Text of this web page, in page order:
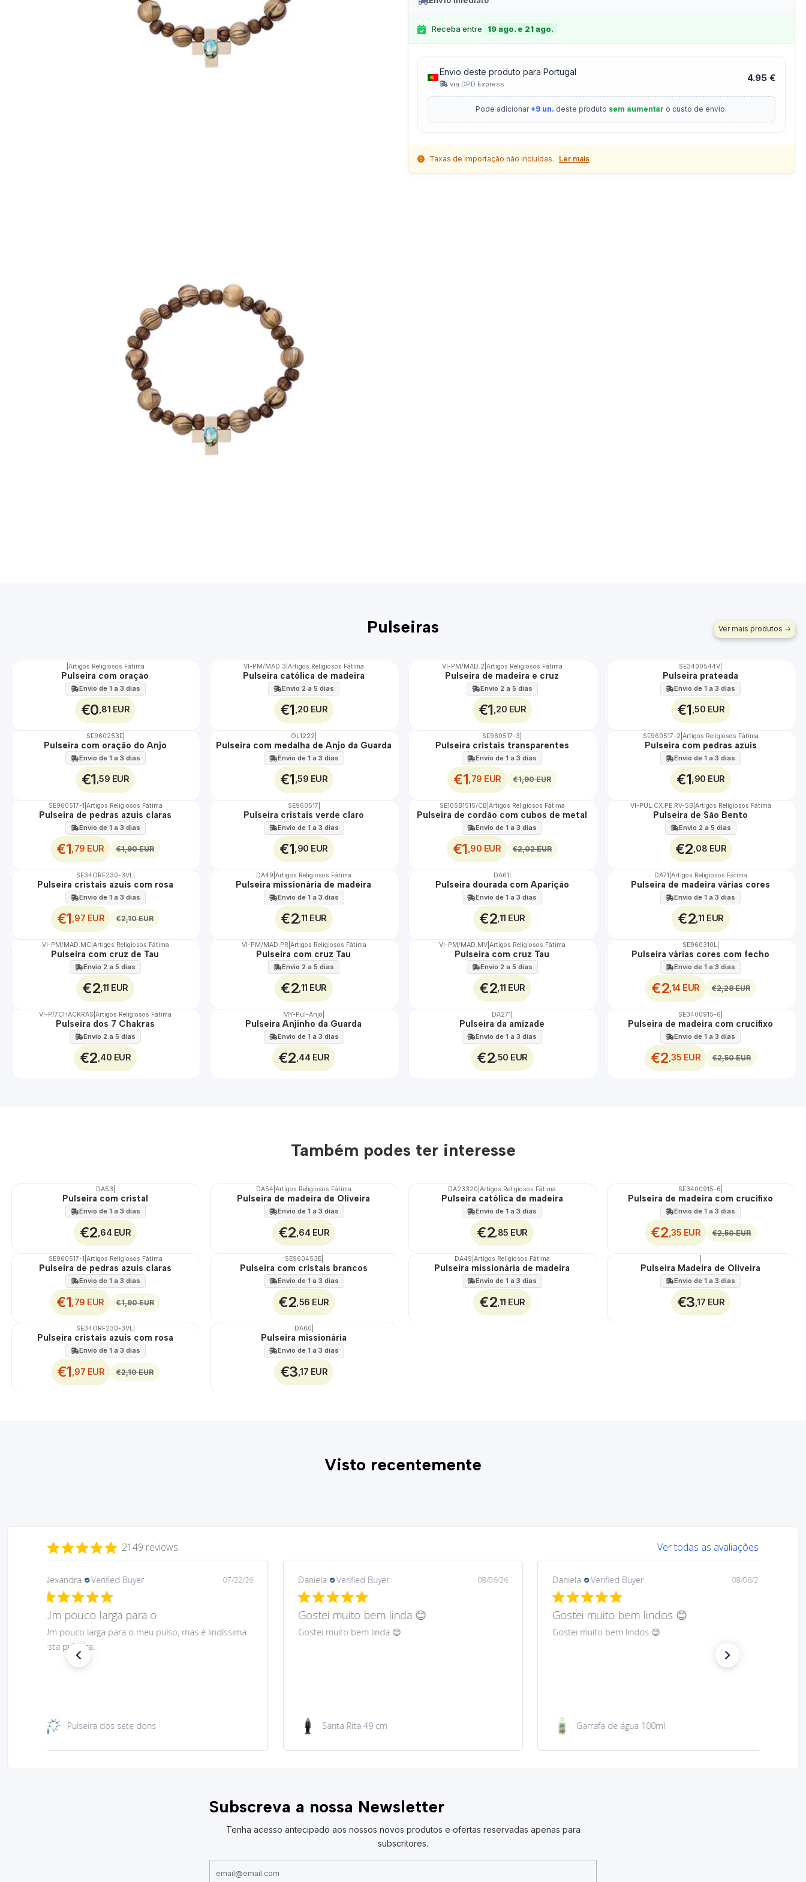
Receba entre 19 ago. e 21 ago.
Envio deste produto para Portugal
via DPD Express
4.95 €
Pode adicionar+9 un. deste produto sem aumentar o custo de envio.
Taxas de importação não incluídas. Ler mais
Pulseiras Ver mais produtos
Artigos Religiosos Fátima
Pulseira com oração
Envio de 1 a 3 dias
€0 ,81 EUR
VI-PM/MAD.3 Artigos Religiosos Fátima
Pulseira católica de madeira
Envio 2 a 5 dias
€1 ,20 EUR
VI-PM/MAD.2 Artigos Religiosos Fátima
Pulseira de madeira e cruz
Envio 2 a 5 dias
€1 ,20 EUR
SE3400544V
Pulseira prateada
Envio de 1 a 3 dias
€1 ,50 EUR
SE960253E|
Pulseira com oração do Anjo
Envio de 1 a 3 dias
€1 ,59 EUR
OL1222
Pulseira com medalha de Anjo da Guarda
Envio de 1 a 3 dias
€1 ,59 EUR
DESCONTO
SE960517-3
Pulseira cristais transparentes
Envio de 1 a 3 dias
€1 ,79 EUR €1,90 EUR
Não Disponível
SE960517-2 Artigos Religiosos Fátima
Pulseira com pedras azuis
Envio de 1 a 3 dias
€1 ,90 EUR
DESCONTO
SE960517-1 Artigos Religiosos Fátima
Pulseira de pedras azuis claras
Envio de 1 a 3 dias
€1 ,79 EUR €1,90 EUR
SE960517
Pulseira cristais verde claro
Envio de 1 a 3 dias
€1 ,90 EUR
DESCONTO
SE105B1515/CB Artigos Religiosos Fátima
Pulseira de cordão com cubos de metal
Envio de 1 a 3 dias
€1 ,90 EUR €2,02 EUR
VI-PUL.CX.PE.RV-SB Artigos Religiosos Fátima
Pulseira de São Bento
Envio 2 a 5 dias
€2 ,08 EUR
DESCONTO
SE34ORF230-3VL|
Pulseira cristais azuis com rosa
Envio de 1 a 3 dias
€1 ,97 EUR €2,10 EUR
DA49 Artigos Religiosos Fátima
Pulseira missionária de madeira
Envio de 1 a 3 dias
€2 ,11 EUR
Não Disponível
DA61
Pulseira dourada com Aparição
Envio de 1 a 3 dias
€2 ,11 EUR
DA71 Artigos Religiosos Fátima
Pulseira de madeira várias cores
Envio de 1 a 3 dias
€2 ,11 EUR
VI-PM/MAD.MC| Artigos Religiosos Fátima
Pulseira com cruz de Tau
Envio 2 a 5 dias
€2 ,11 EUR
VI-PM/MAD.PR Artigos Religiosos Fátima
Pulseira com cruz Tau
Envio 2 a 5 dias
€2 ,11 EUR
VI-PM/MAD.MV| Artigos Religiosos Fátima
Pulseira com cruz Tau
Envio 2 a 5 dias
€2 ,11 EUR
DESCONTO
SE960310L|
Pulseira várias cores com fecho
Envio de 1 a 3 dias
€2 ,14 EUR €2,28 EUR
VI-P/7CHACKRAS |Artigos Religiosos Fátima
Pulseira dos 7 Chakras
Envio 2 a 5 dias
€2 ,40 EUR
MY-Pul-Anjo
Pulseira Anjinho da Guarda
Envio de 1 a 3 dias
€2 ,44 EUR
DA271
Pulseira da amizade
Envio de 1 a 3 dias
€2 ,50 EUR
DESCONTO
SE3400915-6
Pulseira de madeira com crucifixo
Envio de 1 a 3 dias
€2 ,35 EUR €2,50 EUR
Também podes ter interesse
DA53
Pulseira com cristal
Envio de 1 a 3 dias
€2 ,64 EUR
DA54 Artigos Religiosos Fátima
Pulseira de madeira de Oliveira
Envio de 1 a 3 dias
€2 ,64 EUR
DA23320 |Artigos Religiosos Fátima
Pulseira católica de madeira
Envio de 1 a 3 dias
€2 ,85 EUR
DESCONTO
SE3400915-6
Pulseira de madeira com crucifixo
Envio de 1 a 3 dias
€2 ,35 EUR €2,50 EUR
DESCONTO
SE960517-1 Artigos Religiosos Fátima
Pulseira de pedras azuis claras
Envio de 1 a 3 dias
€1 ,79 EUR €1,90 EUR
SE960453E|
Pulseira com cristais brancos
Envio de 1 a 3 dias
€2 ,56 EUR
DA49 Artigos Religiosos Fátima
Pulseira missionária de madeira
Envio de 1 a 3 dias
€2 ,11 EUR
Pulseira Madeira de Oliveira
Envio de 1 a 3 dias
€3 ,17 EUR
DESCONTO
SE34ORF230-3VL|
Pulseira cristais azuis com rosa
Envio de 1 a 3 dias
€1 ,97 EUR €2,10 EUR
DA60
Pulseira missionária
Envio de 1 a 3 dias
€3 ,17 EUR
Visto recentemente
2149 reviews Ver todas as avaliações
Daniela Verified Buyer 08/06/26
Gostei muito bem linda 😊
Gostei muito bem linda 😊
Santa Rita 49 cm
Daniela Verified Buyer 08/06/26
Gostei muito bem lindos 😊
Gostei muito bem lindos 😊
Garrafa de água 100ml
Mary Verified Buyer 08/05/26
Hard to find Saint
Absolutely wonderful!
São Jacinto 23 cm
Subscreva a nossa Newsletter
Tenha acesso antecipado aos nossos novos produtos e ofertas reservadas apenas para
subscritores.